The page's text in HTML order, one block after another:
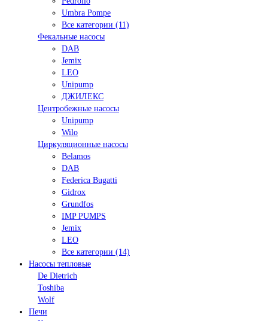
Umbra Pompe
Все категории (11)
Фекальные насосы
DAB
Jemix
LEO
Unipump
ДЖИЛЕКС
Центробежные насосы
Unipump
Wilo
Циркуляционные насосы
Belamos
DAB
Federica Bugatti
Gidrox
Grundfos
IMP PUMPS
Jemix
LEO
Все категории (14)
Насосы тепловые
De Dietrich
Toshiba
Wolf
Печи